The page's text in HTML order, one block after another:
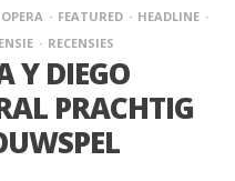
FEATURED
HEADLINE
RECENSIES
Y DIEGO
PRACHTIG